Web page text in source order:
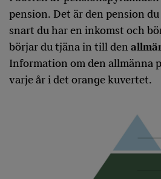
pension. Det är den pension
snart du har en inkomst och
börjar du tjäna in till den
Information om den allmänna
varje år i det orange kuvertet.